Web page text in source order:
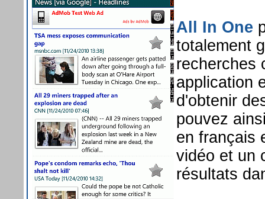
All In One
totalement
recherches
application
d'obtenir
pouvez
en français
vidéo et un
résultats